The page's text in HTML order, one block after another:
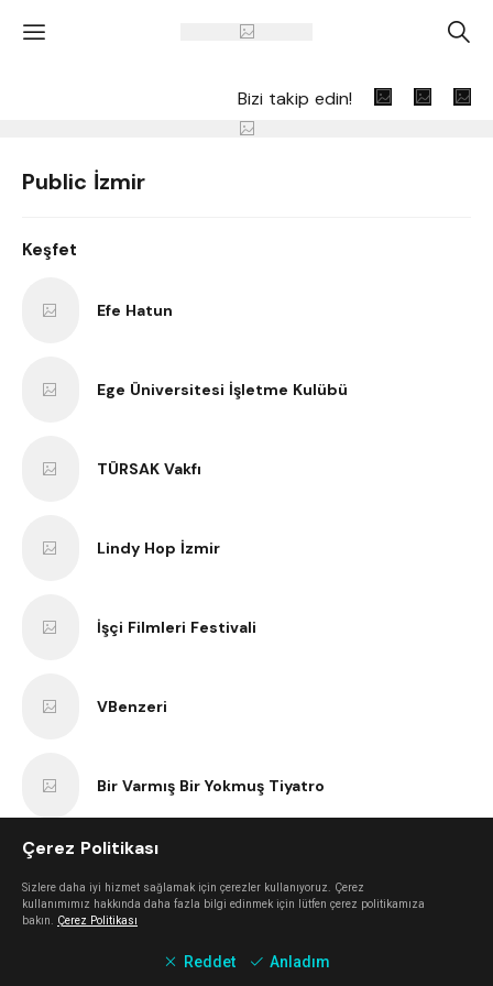
' A
Bizi takip edin!
Public İzmir
Keşfet
Efe Hatun
Ege Üniversitesi İşletme Kulübü
TÜRSAK Vakfı
Lindy Hop İzmir
İşçi Filmleri Festivali
VBenzeri
Bir Varmış Bir Yokmuş Tiyatro
Çerez Politikası
Sizlere daha iyi hizmet sağlamak için çerezler kullanıyoruz. Çerez
kullanımımız hakkında daha fazla bilgi edinmek için lütfen çerez politikamıza
bakın. Çerez Politikası
Reddet Anladım